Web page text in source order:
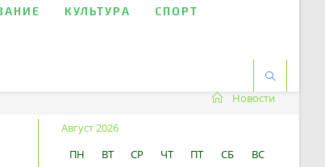
КУЛЬТУРА СПОРТ
Новости
Август 2026
ПН
ВТ СР ЧТ ПТ СБ ВС